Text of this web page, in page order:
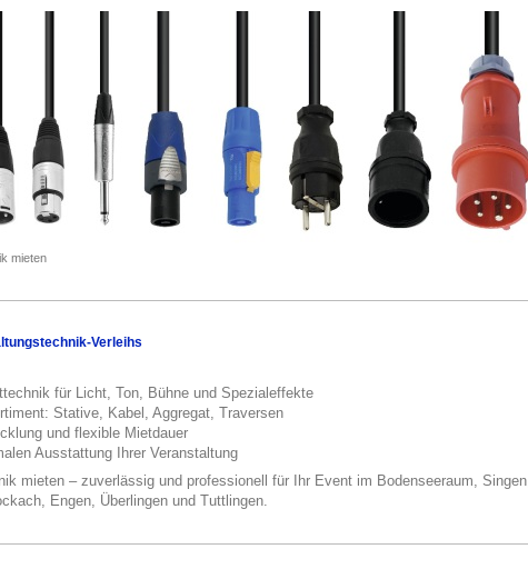
mieten
Verleihs
für Licht, Ton, Bühne und Spezialeffekte
Stative, Kabel, Aggregat, Traversen
und flexible Mietdauer
Ausstattung Ihrer Veranstaltung
mieten – zuverlässig und professionell für Ihr Event im Bodenseeraum, Singen,
Engen, Überlingen und Tuttlingen.